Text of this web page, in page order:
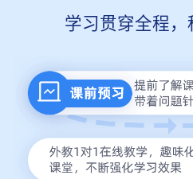
学习贯穿全程，